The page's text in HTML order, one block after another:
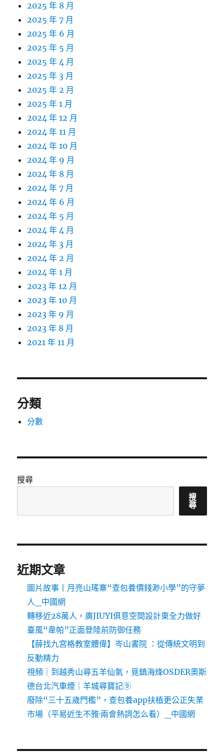
2025 年 8 月
2025 年 7 月
2025 年 6 月
2025 年 5 月
2025 年 4 月
2025 年 3 月
2025 年 2 月
2025 年 1 月
2024 年 12 月
2024 年 11 月
2024 年 10 月
2024 年 9 月
2024 年 8 月
2024 年 7 月
2024 年 6 月
2024 年 5 月
2024 年 4 月
2024 年 3 月
2024 年 2 月
2024 年 1 月
2023 年 12 月
2023 年 10 月
2023 年 9 月
2023 年 8 月
2021 年 11 月
分類
分數
搜尋
搜
尋
近期文章
圖片故事丨月亮山瑤寨“查包養價錢渺小學”的守夢
人_中國網
轉移近28萬人，廣JIUYI俱意空間設計東全力做好
臺風“韋帕”正面登陸前防御任務
【薛找九宮格教室體偉】岑山書院 ：從傳統文明到
反動精力
視頻｜到越秀山尋五羊仙氣，覓鎮海烽OSDER奧斯
德台北汽車煙｜羊城尋寶記⑨
廢除“三十五歲門檻”，查包養app扶植更公正失業
市場（平易近生不雅·兩會熱詞怎么看）_中國網